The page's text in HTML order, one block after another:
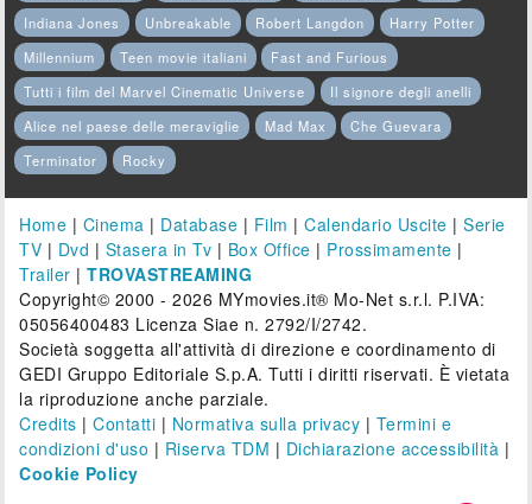
Indiana Jones
Unbreakable Robert Langdon
Harry Potter
Millennium
Teen movie italiani
Fast and Furious
Tutti i film del Marvel Cinematic Universe
Il signore degli anelli
Alice nel paese delle meraviglie
Mad Max
Che Guevara
Terminator
Rocky
Home | Cinema | Database | Film |Calendario Uscite |Serie
TV | Dvd | Stasera in Tv | Box Office | Prossimamente |
Trailer |TROVASTREAMING
Copyright© 2000 - 2026 MYmovies.it® Mo-Net s.r.l. P.IVA:
05056400483 Licenza Siae n. 2792/I/2742.
Società soggetta all'attività di direzione e coordinamento di
GEDI Gruppo Editoriale S.p.A. Tutti i diritti riservati. È vietata
la riproduzione anche parziale.
Credits |Contatti | Normativa sulla privacy | Termini e
condizioni d'uso | Riserva TDM | Dichiarazione accessibilità |
Cookie Policy